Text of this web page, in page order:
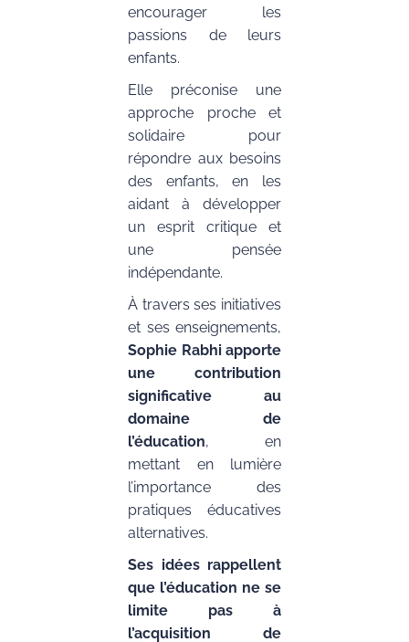
encourager les
passions de leurs
enfants.
Elle préconise une
approche proche et
solidaire pour
répondre aux besoins
des enfants, en les
aidant à développer
un esprit critique et
une pensée
indépendante.
À travers ses initiatives
et ses enseignements,
Sophie Rabhi apporte
une contribution
significative au
domaine de
l’éducation, en
mettant en lumière
l’importance des
pratiques éducatives
alternatives.
Ses idées rappellent
que l’éducation ne se
limite pas à
l’acquisition de